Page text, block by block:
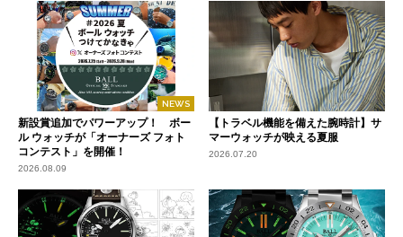
NEWS
新設賞追加でパワーアップ！ ボー
ル ウォッチが「オーナーズ フォト
コンテスト」を開催！
2026.08.09
【トラベル機能を備えた腕時計】サ
マーウォッチが映える夏服
2026.07.20